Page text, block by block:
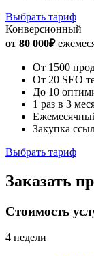
Выбрать тариф
Конверсионный
от 80 000₽
От 1500
От 20 SEO
До 10
1 раз в 3
Закупка
Выбрать тариф
Заказать
Стоимость
4 недели